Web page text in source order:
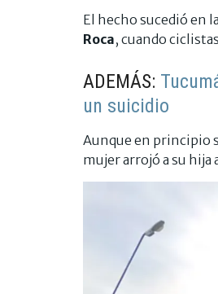
El hecho sucedió en
Roca, cuando
ADEMÁS:
un suicidio
Aunque en principio
mujer arrojó a su hija